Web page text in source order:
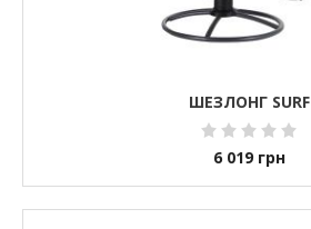
ШЕЗЛОНГ SURF
6 019 грн